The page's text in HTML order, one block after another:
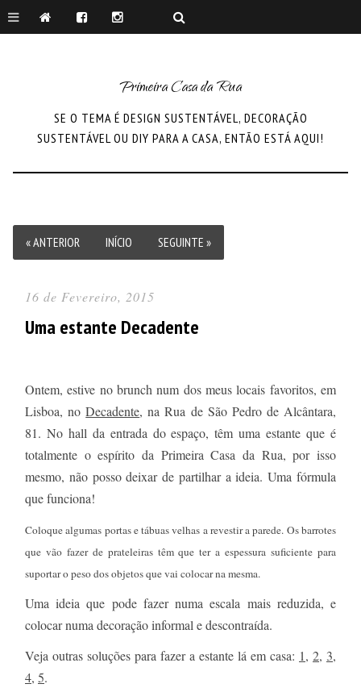
Primeira Casa da Rua
SE O TEMA É DESIGN SUSTENTÁVEL, DECORAÇÃO
SUSTENTÁVEL OU DIY PARA A CASA, ENTÃO ESTÁ AQUI!
« ANTERIOR INÍCIO SEGUINTE »
16 de Fevereiro, 2015
Uma estante Decadente
Ontem, estive no brunch num dos meus locais favoritos, em
Lisboa, noDecadente, na Rua de São Pedro de Alcântara,
81. No hall da entrada do espaço, têm uma estante que é
totalmente o espírito da Primeira Casa da Rua, por isso
mesmo, não posso deixar de partilhar a ideia. Uma fórmula
que funciona!
Coloque algumas portas e tábuas velhas a revestir a parede. Os barrotes
que vão fazer de prateleiras têm que ter a espessura suficiente para
suportar o peso dos objetos que vai colocar na mesma.
Uma ideia que pode fazer numa escala mais reduzida, e
colocar numa decoração informal e descontraída.
Veja outras soluções para fazer a estante lá em casa: 1, 2, 3,
4, 5.